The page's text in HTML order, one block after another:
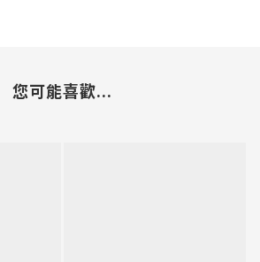
您可能喜歡...